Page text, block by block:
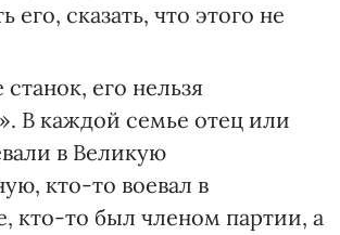
его, сказать, что этого не
его нельзя
В каждой семье отец или
в Великую
кто-то воевал в
кто-то был членом партии, а